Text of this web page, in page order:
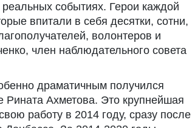
событиях. Герои каждой
впитали в себя десятки, сотни,
волонтеров и
член наблюдательного совета
драматичным получился
Ахметова. Это крупнейшая
работу в 2014 году, сразу после